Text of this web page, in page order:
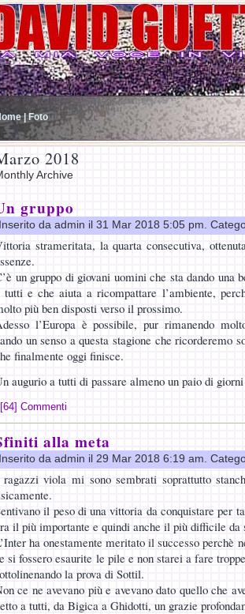
| Foto
2018
Archive
gruppo
Inserito da admin il 31 Mar 2018 5:05 pm.
strameritata, la quarta consecutiva,
un gruppo di giovani uomini che sta dando una
tutti e che aiuta a ricompattare l’ambiente,
più ben disposti verso il prossimo.
l’Europa è possibile, pur rimanendo
un senso a questa stagione che ricorderemo
finalmente oggi finisce.
augurio a tutti di passare almeno un paio di
[64] Commenti
alla meta
Inserito da admin il 29 Mar 2018 6:19 am.
viola mi sono sembrati soprattutto
il peso di una vittoria da conquistare per
il più importante e quindi anche il più difficile da
ha onestamente meritato il successo perchè
si fossero esaurite le pile e non starei a fare
la prova di Sottil.
ce ne avevano più e avevano dato quello che
a tutti, da Bigica a Ghidotti, un grazie